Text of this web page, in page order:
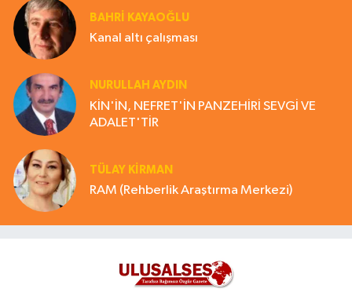
BAHRI KAYAOĞLU
Kanal altı çalışması
NURULLAH AYDIN
KİN'İN, NEFRET'İN PANZEHİRİ SEVGİ VE
ADALET'TİR
TÜLAY KİRMAN
RAM (Rehberlik Araştırma Merkezi)